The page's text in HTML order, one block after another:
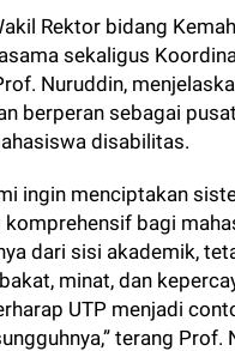
Rektor bidang
sekaligus
Nuruddin,
berperan sebagai
disabilitas.
ingin menciptakan
komprehensif bagi
dari sisi akademik,
minat, dan
UTP menjadi
terang Prof.